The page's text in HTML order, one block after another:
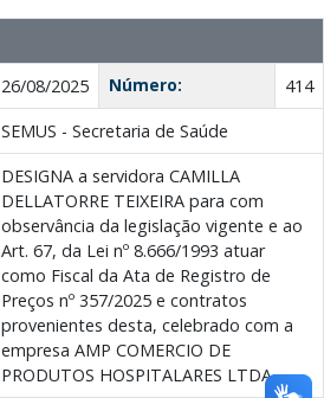
26/08/2025 Número:
414
SEMUS - Secretaria de Saúde
DESIGNA a servidora CAMILLA
DELLATORRE TEIXEIRA para com
observância da legislação vigente e ao
Art. 67, da Lei nº 8.666/1993 atuar
como Fiscal da Ata de Registro de
Preços nº 357/2025 e contratos
provenientes desta, celebrado com a
empresa AMP COMERCIO DE
PRODUTOS HOSPITALARES LTDA.